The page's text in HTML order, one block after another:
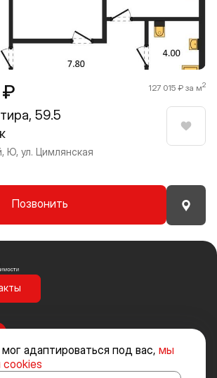
127 015 ₽ за м2
59.5
Ю, ул. Цимлянская
Позвонить
адаптироваться под вас, мы
cookies
и иных товаров и услуг, не
лист» носит исключительно информационный